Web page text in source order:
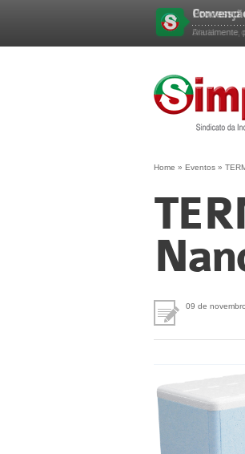
Anualmente,
Home » Eventos »
09 de